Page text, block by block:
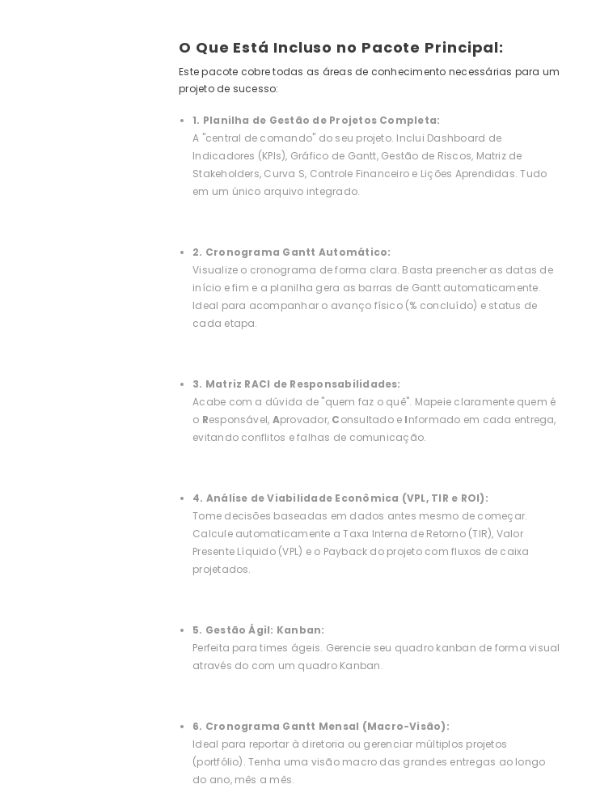
O Que Está Incluso no Pacote Principal:
Este pacote cobre todas as áreas de conhecimento necessárias para um
projeto de sucesso:
1. Planilha de Gestão de Projetos Completa:
A "central de comando" do seu projeto. Inclui Dashboard de
Indicadores (KPIs), Gráfico de Gantt, Gestão de Riscos, Matriz de
Stakeholders, Curva S, Controle Financeiro e Lições Aprendidas. Tudo
em um único arquivo integrado.
2. Cronograma Gantt Automático:
Visualize o cronograma de forma clara. Basta preencher as datas de
início e fim e a planilha gera as barras de Gantt automaticamente.
Ideal para acompanhar o avanço físico (% concluído) e status de
cada etapa.
3. Matriz RACI de Responsabilidades:
Acabe com a dúvida de "quem faz o quê". Mapeie claramente quem é
o Responsável, Aprovador, Consultado e Informado em cada entrega,
evitando conflitos e falhas de comunicação.
4. Análise de Viabilidade Econômica (VPL, TIR e ROI):
Tome decisões baseadas em dados antes mesmo de começar.
Calcule automaticamente a Taxa Interna de Retorno (TIR), Valor
Presente Líquido (VPL) e o Payback do projeto com fluxos de caixa
projetados.
5. Gestão Ágil: Kanban:
Perfeita para times ágeis. Gerencie seu quadro kanban de forma visual
através do com um quadro Kanban.
6. Cronograma Gantt Mensal (Macro-Visão):
Ideal para reportar à diretoria ou gerenciar múltiplos projetos
(portfólio). Tenha uma visão macro das grandes entregas ao longo
do ano, mês a mês.